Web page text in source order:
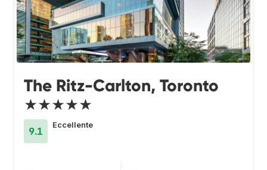
The Ritz-Carlton, Toronto
★★★★★
9.1
Eccellente